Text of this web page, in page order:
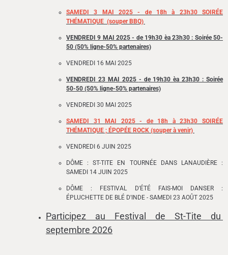
SAMEDI 3 MAI 2025 - de 18h à 23h30 SOIRÉE
THÉMATIQUE (souper BBQ)
VENDREDI 9 MAI 2025 - de 19h30 èa 23h30 : Soirée 50-
50 (50% ligne-50% partenaires)
VENDREDI 16 MAI 2025
VENDREDI 23 MAI 2025 - de 19h30 èa 23h30 : Soirée
50-50 (50% ligne-50% partenaires)
VENDREDI 30 MAI 2025
SAMEDI 31 MAI 2025 - de 18h à 23h30 SOIRÉE
THÉMATIQUE ; ÉPOPÉE ROCK (souper à venir)
VENDREDI 6 JUIN 2025
DÔME : ST-TITE EN TOURNÉE DANS LANAUDIÈRE :
SAMEDI 14 JUIN 2025
DÔME : FESTIVAL D'ÉTÉ FAIS-MOI DANSER :
ÉPLUCHETTE DE BLÉ D'INDE - SAMEDI 23 AOÛT 2025
Participez au Festival de St-Tite du
septembre 2026